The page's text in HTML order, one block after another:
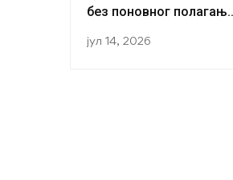
без поновног
јул 14, 2026